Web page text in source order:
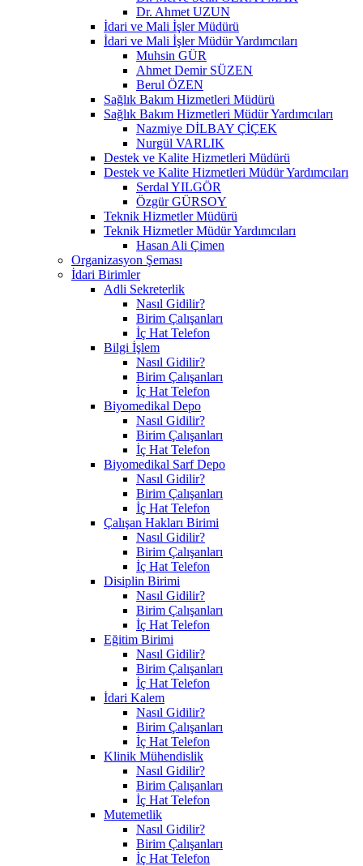
Dr. Ahmet UZUN
İdari ve Mali İşler Müdürü
İdari ve Mali İşler Müdür Yardımcıları
Muhsin GÜR
Ahmet Demir SÜZEN
Berul ÖZEN
Sağlık Bakım Hizmetleri Müdürü
Sağlık Bakım Hizmetleri Müdür Yardımcıları
Nazmiye DİLBAY ÇİÇEK
Nurgül VARLIK
Destek ve Kalite Hizmetleri Müdürü
Destek ve Kalite Hizmetleri Müdür Yardımcıları
Serdal YILGÖR
Özgür GÜRSOY
Teknik Hizmetler Müdürü
Teknik Hizmetler Müdür Yardımcıları
Hasan Ali Çimen
Organizasyon Şeması
İdari Birimler
Adli Sekreterlik
Nasıl Gidilir?
Birim Çalışanları
İç Hat Telefon
Bilgi İşlem
Nasıl Gidilir?
Birim Çalışanları
İç Hat Telefon
Biyomedikal Depo
Nasıl Gidilir?
Birim Çalışanları
İç Hat Telefon
Biyomedikal Sarf Depo
Nasıl Gidilir?
Birim Çalışanları
İç Hat Telefon
Çalışan Hakları Birimi
Nasıl Gidilir?
Birim Çalışanları
İç Hat Telefon
Disiplin Birimi
Nasıl Gidilir?
Birim Çalışanları
İç Hat Telefon
Eğitim Birimi
Nasıl Gidilir?
Birim Çalışanları
İç Hat Telefon
İdari Kalem
Nasıl Gidilir?
Birim Çalışanları
İç Hat Telefon
Klinik Mühendislik
Nasıl Gidilir?
Birim Çalışanları
İç Hat Telefon
Mutemetlik
Nasıl Gidilir?
Birim Çalışanları
İç Hat Telefon